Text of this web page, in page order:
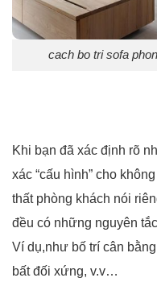
cach bo tri sofa
Khi bạn đã xác định rõ
xác “cấu hình” cho
thất phòng khách nói
đều có những nguyên
Ví dụ,như bố trí cân
bất đối xứng, v.v…